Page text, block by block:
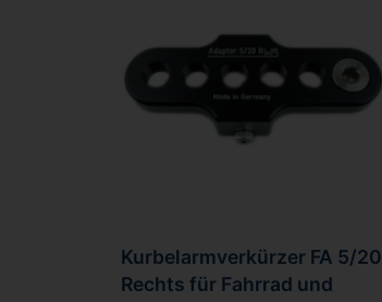
Kurbelarmverkürzer FA 5/20
Rechts für Fahrrad und